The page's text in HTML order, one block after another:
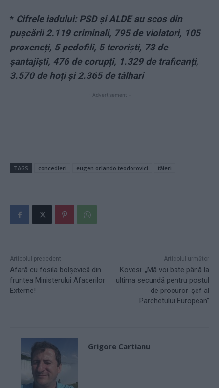
* Cifrele iadului: PSD și ALDE au scos din
pușcării 2.119 criminali, 795 de violatori, 105
proxeneți, 5 pedofili, 5 teroriști, 73 de
șantajiști, 476 de corupți, 1.329 de traficanți,
3.570 de hoți și 2.365 de tâlhari
- Advertisement -
TAGS concedieri eugen orlando teodorovici tăieri
Articolul precedent
Afară cu fosila bolşevică din
fruntea Ministerului Afacerilor
Externe!
Articolul următor
Kovesi: „Mă voi bate până la
ultima secundă pentru postul
de procuror-şef al
Parchetului European”
Grigore Cartianu